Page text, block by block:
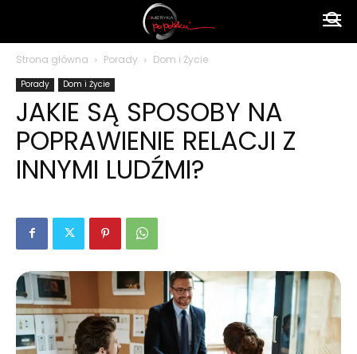
polsku
Strona główna Porady Dom i Życie
Porady Dom i Życie
JAKIE SĄ SPOSOBY NA
POPRAWIENIE RELACJI Z
INNYMI LUDŹMI?